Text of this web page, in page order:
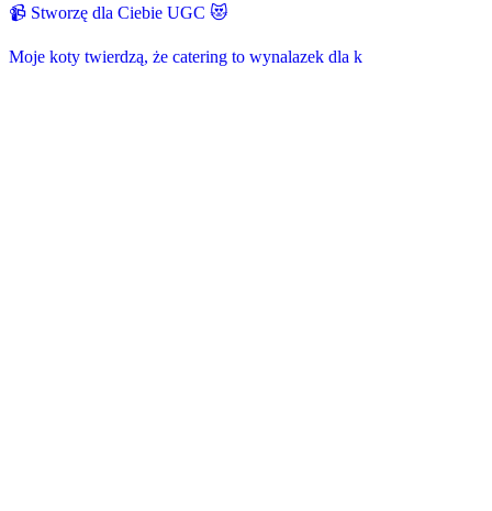
📹 Stworzę dla Ciebie UGC 😻
Moje koty twierdzą, że catering to wynalazek dla k